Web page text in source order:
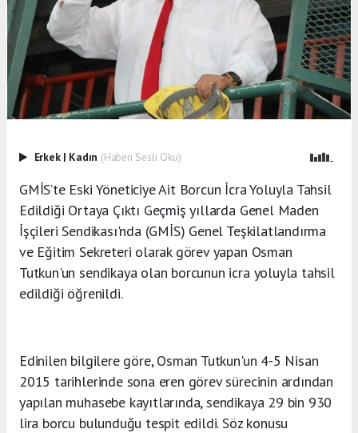
Erkek | Kadın (Haberi Sesli Oku)
GMİS’te Eski Yöneticiye Ait Borcun İcra Yoluyla Tahsil
Edildiği Ortaya Çıktı Geçmiş yıllarda Genel Maden
İşçileri Sendikası'nda (GMİS) Genel Teşkilatlandırma
ve Eğitim Sekreteri olarak görev yapan Osman
Tutkun'un sendikaya olan borcunun icra yoluyla tahsil
edildiği öğrenildi.
Edinilen bilgilere göre, Osman Tutkun'un 4-5 Nisan
2015 tarihlerinde sona eren görev sürecinin ardından
yapılan muhasebe kayıtlarında, sendikaya 29 bin 930
lira borcu bulunduğu tespit edildi. Söz konusu